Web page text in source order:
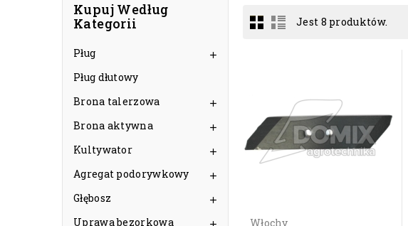
Kupuj Według
Kategorii
Pług 
Pług dłutowy
Brona talerzowa

Brona aktywna 
Kultywator 
Agregat podorywkowy 
Głębosz 
Uprawa bezorkowa
Jest 8 produktów.
Włochy